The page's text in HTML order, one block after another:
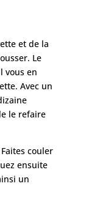
et de la
Le
vous en
Avec un
le refaire
couler
ensuite
un